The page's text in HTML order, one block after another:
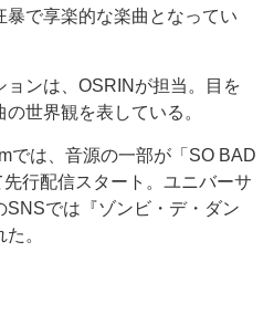
で享楽的な楽曲となってい
ンは、OSRINが担当。目を
世界観を表している。
では、音源の一部が「SO BAD
行配信スタート。ユニバーサ
SNSでは『ゾンビ・デ・ダン
。